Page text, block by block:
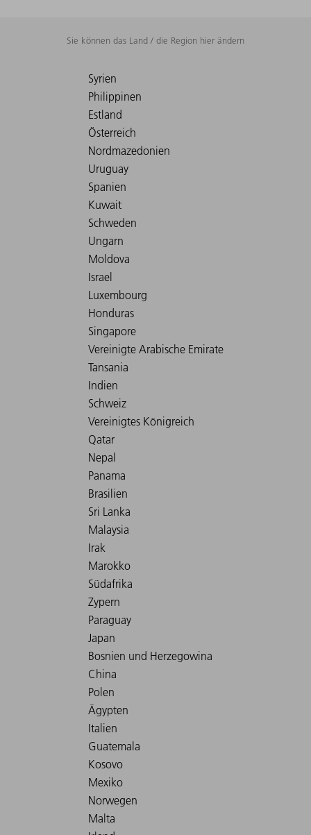
Sie können das Land / die Region hier ändern